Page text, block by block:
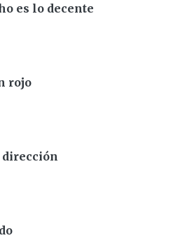
es lo decente
rojo
dirección